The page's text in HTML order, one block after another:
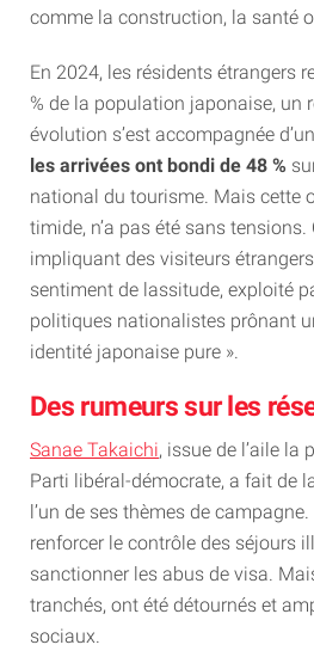
comme la construction, la santé
En 2024, les résidents étrangers
% de la population japonaise, un
évolution s’est accompagnée d’un
les arrivées ont bondi de 48 %
national du tourisme. Mais cette
timide, n’a pas été sans
impliquant des visiteurs
sentiment de lassitude, exploité
politiques nationalistes prônant
identité japonaise pure ».
Des rumeurs sur les
Sanae Takaichi, issue de l’aile la
Parti libéral-démocrate, a fait de
l’un de ses thèmes de
renforcer le contrôle des séjours
sanctionner les abus de visa.
tranchés, ont été détournés et
sociaux.